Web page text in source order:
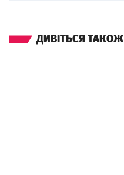
ДИВІТЬСЯ ТАКОЖ